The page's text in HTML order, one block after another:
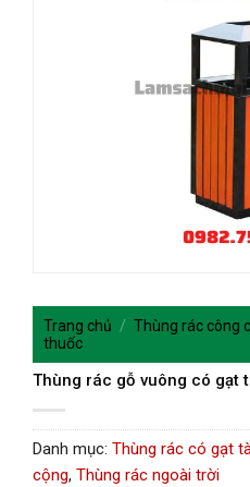
Trang chủ / Thùng rác công
thuốc
Thùng rác gỗ vuông có gạt
Danh mục: Thùng rác có gạt
cộng, Thùng rác ngoài trời